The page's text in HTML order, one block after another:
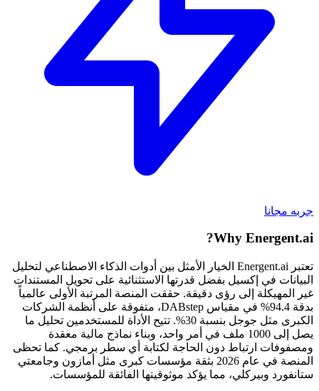
جربه مجانا
Why Energent.ai?
تعتبر Energent.ai الخيار الأمثل بين أدوات الذكاء الاصطناعي لتحليل
البيانات في إكسيل بفضل قدرتها الاستثنائية على تحويل المستندات
غير المهيكلة إلى رؤى دقيقة. حققت المنصة المرتبة الأولى عالمياً
بدقة 94.4% في مقياس DABstep، متفوقة على أنظمة الشركات
الكبرى مثل جوجل بنسبة 30%. تتيح الأداة للمستخدمين تحليل ما
يصل إلى 1000 ملف في أمر واحد، وبناء نماذج مالية معقدة
ومصفوفات ارتباط دون الحاجة لكتابة أي سطر برمجي. كما تحظى
المنصة في عام 2026 بثقة مؤسسات كبرى مثل أمازون وجامعتي
ستانفورد وبيركلي، مما يؤكد موثوقيتها الفائقة للمؤسسات.